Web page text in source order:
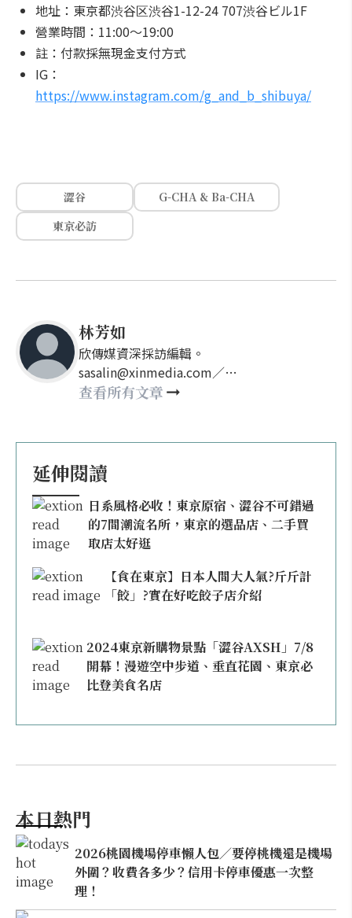
地址：東京都渋谷区渋谷1-12-24 707渋谷ビル1F
營業時間：11:00～19:00
註：付款採無現金支付方式
IG：
https://www.instagram.com/g_and_b_shibuya/
澀谷
G-CHA & Ba-CHA
東京必訪
林芳如
欣傳媒資深採訪編輯。
sasalin@xinmedia.com／
happy21917@gmail.com
查看所有文章
延伸閱讀
日系風格必收！東京原宿、澀谷不可錯過
的7間潮流名所，東京的選品店、二手買
取店太好逛
【食在東京】日本人間大人氣?斤斤計
「餃」?實在好吃餃子店介紹
2024東京新購物景點「澀谷AXSH」7/8
開幕！漫遊空中步道、垂直花園、東京必
比登美食名店
本日熱門
2026桃園機場停車懶人包／要停桃機還是機場
外圍？收費各多少？信用卡停車優惠一次整
理！